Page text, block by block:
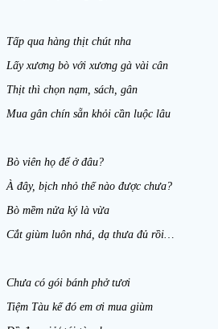
Tấp qua hàng thịt chút nha
Lấy xương bò với xương gà vài cân
Thịt thì chọn nạm, sách, gân
Mua gân chín sẵn khỏi cần luộc lâu
Bò viên họ để ở đâu?
À đây, bịch nhỏ thế nào được chưa?
Bò mềm nửa ký là vừa
Cắt giùm luôn nhá, dạ thưa đủ rồi…
Chưa có gói bánh phở tươi
Tiệm Tàu kế đó em ơi mua giùm